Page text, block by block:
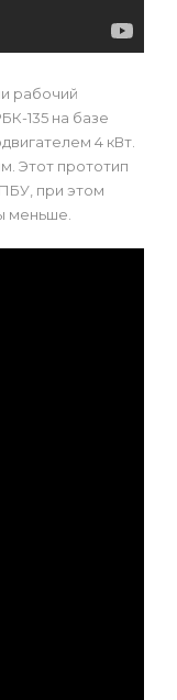
рабочий
135 на базе
4 кВт.
Этот прототип
при этом
меньше.